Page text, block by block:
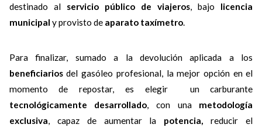
destinado al servicio público de viajeros , bajo licencia
municipal y provisto de aparato taxímetro.
Para finalizar, sumado a la devolución aplicada a los
beneficiariosdel gasóleo profesional, la mejor opción en el
momento de repostar, es elegir un carburante
tecnológicamente desarrollado, con una metodología
exclusiva, capaz de aumentar la potencia, reducir el